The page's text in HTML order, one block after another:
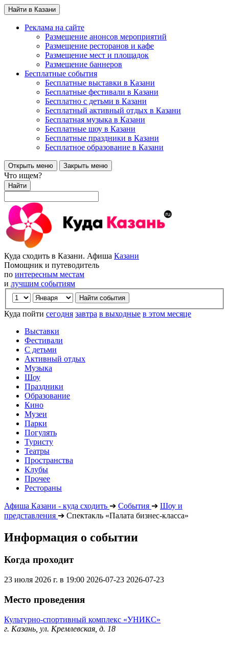
Найти в Казани
Реклама на сайте
Размещение анонсов мероприятий
Размещение ресторанов и кафе
Размещение мест и площадок
Размещение баннеров
Бесплатные события
Бесплатные выставки в Казани
Бесплатные фестивали в Казани
Бесплатно с детьми в Казани
Бесплатный активный отдых в Казани
Бесплатная музыка в Казани
Бесплатные шоу в Казани
Бесплатные праздники в Казани
Бесплатное образование в Казани
Открыть меню Закрыть меню
Что ищем?
Найти
Куда сходить в Казани. Афиша Казани
Помощник и путеводитель
по интересным местам
и лучшим событиям
Куда пойти сегодня завтра в выходные в этом месяце
Выставки
Фестивали
С детьми
Активный отдых
Музыка
Шоу
Праздники
Образование
Кино
Музеи
Парки
Погулять
Туристу
Театры
Пространства
Клубы
Прочее
Рестораны
Афиша Казани - куда сходить ➔ События ➔ Шоу и
представления ➔ Спектакль «Палата бизнес-класса»
Информация о событии
Когда проходит
23 июля 2026 г. в 19:00 2026-07-23 2026-07-23
Место проведения
Культурно-спортивный комплекс «УНИКС»
г. Казань, ул. Кремлевская, д. 18